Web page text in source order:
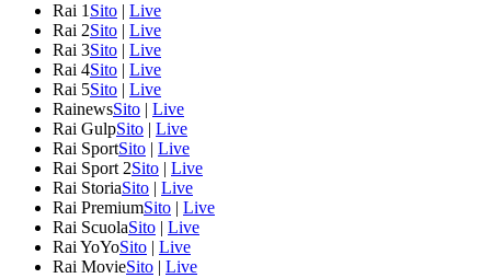
Rai 1 Sito | Live
Rai 2Sito | Live
Rai 3Sito | Live
Rai 4Sito | Live
Rai 5Sito | Live
RainewsSito | Live
Rai GulpSito | Live
Rai SportSito | Live
Rai Sport 2Sito | Live
Rai StoriaSito | Live
Rai PremiumSito | Live
Rai ScuolaSito | Live
Rai YoYoSito | Live
Rai MovieSito | Live